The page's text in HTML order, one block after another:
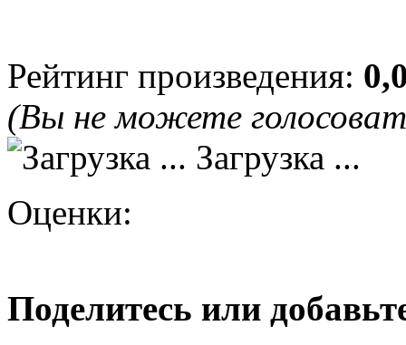
Рейтинг произведения:
(Вы не можете
Загрузка ...
Оценки:
Поделитесь или